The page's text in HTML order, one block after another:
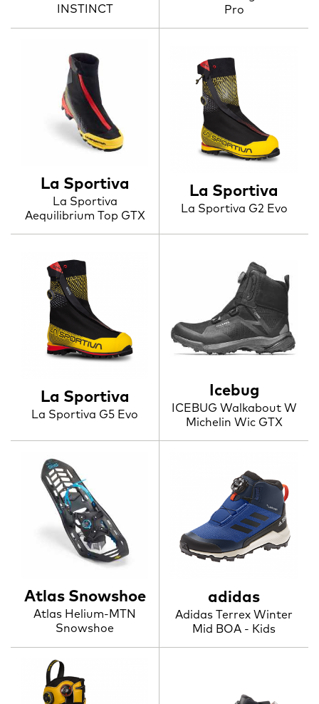
INSTINCT
Pro
La Sportiva
La Sportiva
Aequilibrium Top GTX
La Sportiva
La Sportiva G2 Evo
La Sportiva
La Sportiva G5 Evo
Icebug
ICEBUG Walkabout W
Michelin Wic GTX
Atlas Snowshoe
Atlas Helium-MTN
Snowshoe
adidas
Adidas Terrex Winter
Mid BOA - Kids